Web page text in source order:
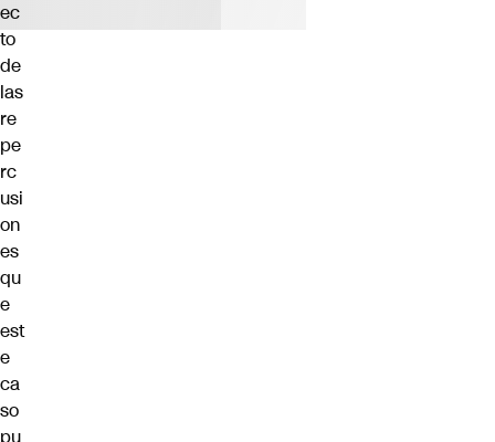
ec
to
de
las
re
pe
rc
usi
on
es
qu
e
est
e
ca
so
pu